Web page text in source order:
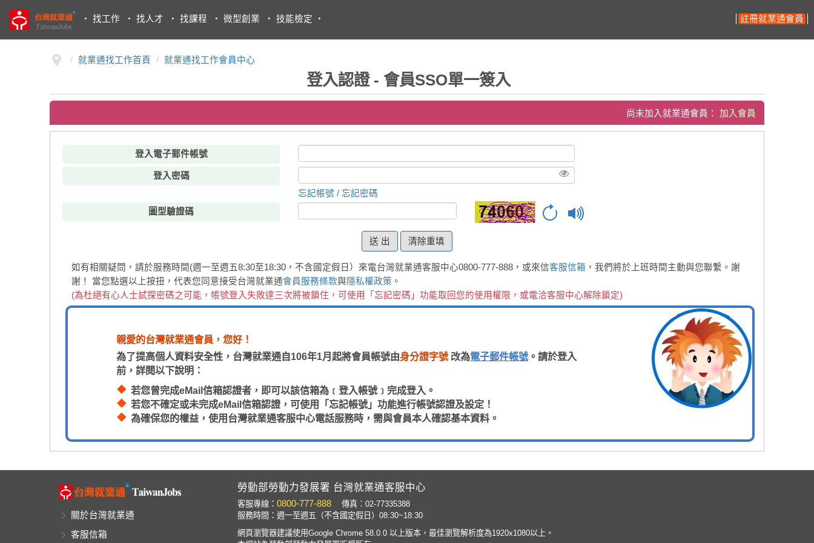
・ 找工作 ・ 找人才 ・ 找課程 ・ 微型創業 ・ 技能檢定 ・ 註冊就業通會員
就業通找工作首頁 就業通找工作會員中心
登入認證 - 會員SSO單一簽入
尚未加入就業通會員： 加入會員
登入電子郵件帳號
登入密碼
忘記帳號 / 忘記密碼
圖型驗證碼
清除重填
如有相關疑問，請於服務時間(週一至週五8:30至18:30，不含國定假日）來電台灣就業通客服中心0800-777-888，或來信客服信箱 ，我們將於上班時間主動與您聯繫。謝
謝！
當您點選以上按扭，代表您同意接受台灣就業通會員服務條款與隱私權政策 。
(為杜絕有心人士試探密碼之可能，帳號登入失敗達三次將被鎖住，可使用「忘記密碼」功能取回您的使用權限，或電洽客服中心解除鎖定)
親愛的台灣就業通會員，您好！
為了提高個人資料安全性，台灣就業通自106年1月起將會員帳號由身分證字號改為電子郵件帳號。請於登入
前，詳閱以下說明：
若您曾完成eMail信箱認證者，即可以該信箱為﹝登入帳號﹞完成登入。
若您不確定或未完成eMail信箱認證，可使用「忘記帳號」功能進行帳號認證及設定！
為確保您的權益，使用台灣就業通客服中心電話服務時，需與會員本人確認基本資料。
關於台灣就業通
客服信箱
勞動部勞動力發展署 台灣就業通客服中心
客服專線：0800-777-888 傳真：02-77335388
服務時間：週一至週五（不含國定假日）08:30~18:30
網頁瀏覽器建議使用Google Chrome 58.0.0 以上版本，最佳瀏覽解析度為1920x1080以上。